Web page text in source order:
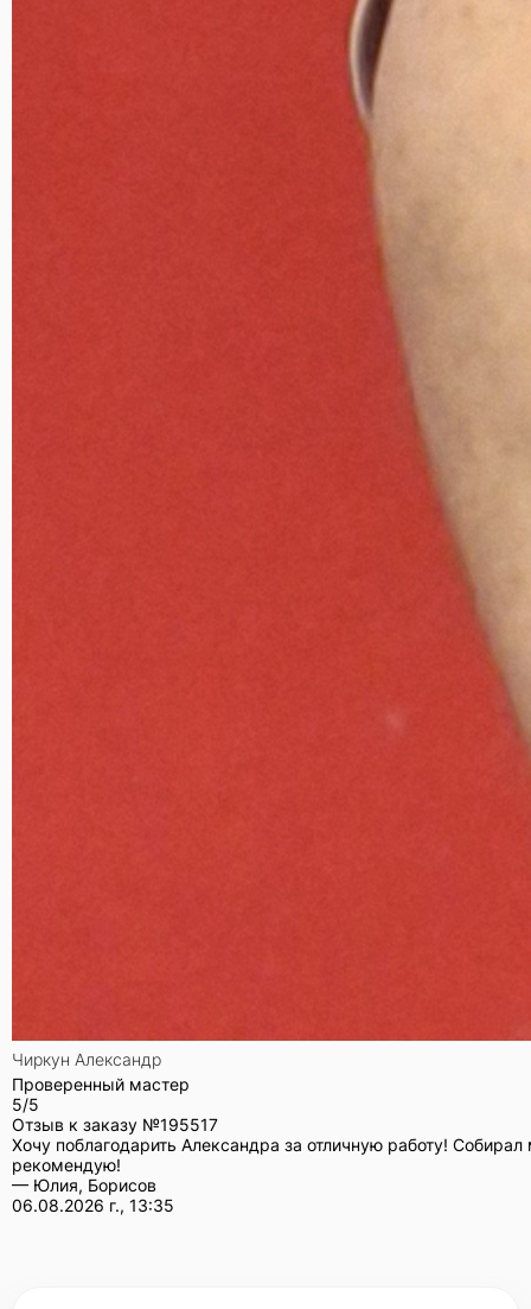
Чиркун Александр
Проверенный мастер
5/5
Отзыв к заказу №195517
Хочу поблагодарить Александра за отличную работу!
рекомендую!
— Юлия, Борисов
06.08.2026 г., 13:35